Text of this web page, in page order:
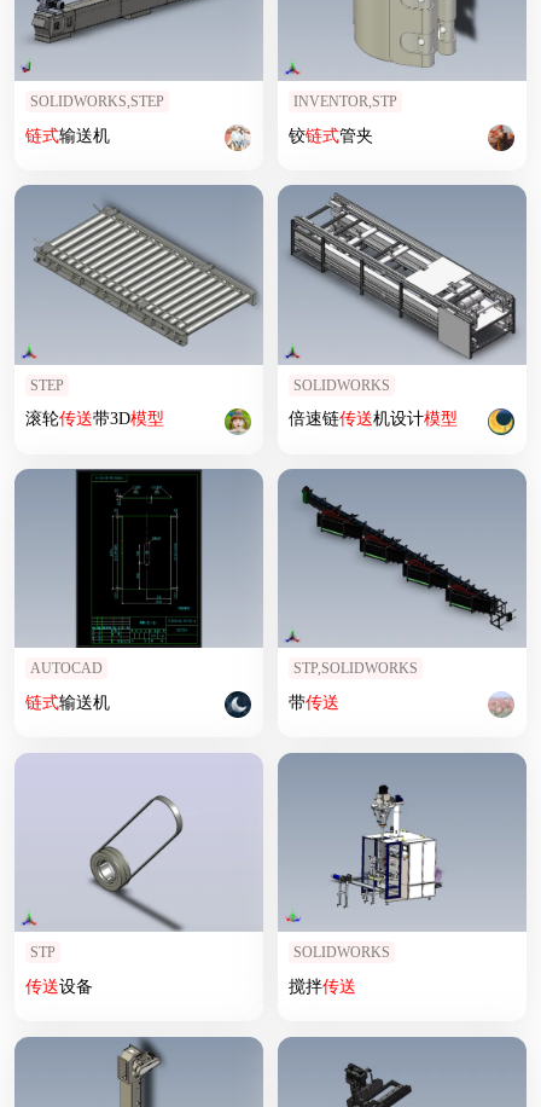
SOLIDWORKS,STEP
链式输送机
INVENTOR,STP
铰链式管夹
STEP
滚轮传送带3D模型
SOLIDWORKS
倍速链传送机设计模型
AUTOCAD
链式输送机
STP,SOLIDWORKS
带传送
STP
传送设备
SOLIDWORKS
搅拌传送